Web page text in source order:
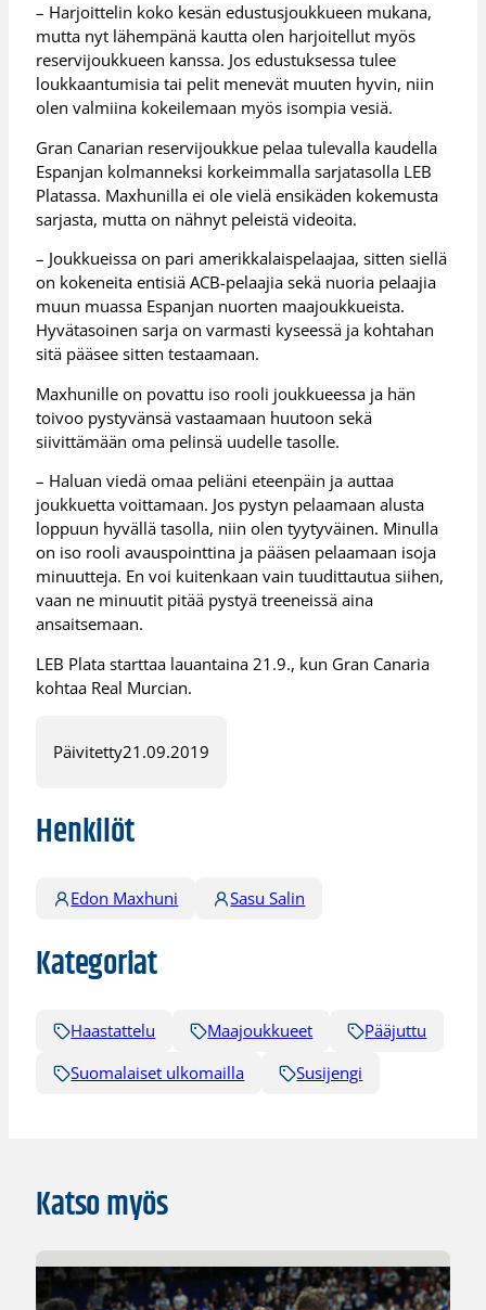
– Harjoittelin koko kesän edustusjoukkueen mukana,
mutta nyt lähempänä kautta olen harjoitellut myös
reservijoukkueen kanssa. Jos edustuksessa tulee
loukkaantumisia tai pelit menevät muuten hyvin, niin
olen valmiina kokeilemaan myös isompia vesiä.
Gran Canarian reservijoukkue pelaa tulevalla kaudella
Espanjan kolmanneksi korkeimmalla sarjatasolla LEB
Platassa. Maxhunilla ei ole vielä ensikäden kokemusta
sarjasta, mutta on nähnyt peleistä videoita.
– Joukkueissa on pari amerikkalaispelaajaa, sitten siellä
on kokeneita entisiä ACB-pelaajia sekä nuoria pelaajia
muun muassa Espanjan nuorten maajoukkueista.
Hyvätasoinen sarja on varmasti kyseessä ja kohtahan
sitä pääsee sitten testaamaan.
Maxhunille on povattu iso rooli joukkueessa ja hän
toivoo pystyvänsä vastaamaan huutoon sekä
siivittämään oma pelinsä uudelle tasolle.
– Haluan viedä omaa peliäni eteenpäin ja auttaa
joukkuetta voittamaan. Jos pystyn pelaamaan alusta
loppuun hyvällä tasolla, niin olen tyytyväinen. Minulla
on iso rooli avauspointtina ja pääsen pelaamaan isoja
minuutteja. En voi kuitenkaan vain tuudittautua siihen,
vaan ne minuutit pitää pystyä treeneissä aina
ansaitsemaan.
LEB Plata starttaa lauantaina 21.9., kun Gran Canaria
kohtaa Real Murcian.
Päivitetty21.09.2019
Henkilöt
Edon Maxhuni Sasu Salin
Kategoriat
Haastattelu Maajoukkueet
Pääjuttu
Suomalaiset ulkomailla
Susijengi
Katso myös